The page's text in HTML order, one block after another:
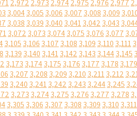
2,972 2,973 2,9742,975 2,976 2,977
3,0043,005 3,006 3,007 3,008 3,009
3,038 3,039 3,040 3,0413,042 3,043
3,072 3,073 3,0743,075 3,076 3,077
3,105 3,106 3,107 3,108 3,109 3,110 3,111
3,139 3,140 3,1413,142 3,143 3,1443,145
3,173 3,1743,175 3,176 3,177 3,178 3,179
3,207 3,208 3,209 3,210 3,2113,212
3,240 3,2413,242 3,243 3,2443,245
3,273 3,2743,275 3,276 3,277 3,278
3,305 3,306 3,307 3,308 3,309 3,310 3,311